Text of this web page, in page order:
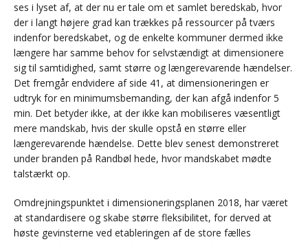
ses i lyset af, at der nu er tale om et samlet beredskab, hvor
der i langt højere grad kan trækkes på ressourcer på tværs
indenfor beredskabet, og de enkelte kommuner dermed ikke
længere har samme behov for selvstændigt at dimensionere
sig til samtidighed, samt større og længerevarende hændelser.
Det fremgår endvidere af side 41, at dimensioneringen er
udtryk for en minimumsbemanding, der kan afgå indenfor 5
min. Det betyder ikke, at der ikke kan mobiliseres væsentligt
mere mandskab, hvis der skulle opstå en større eller
længerevarende hændelse. Dette blev senest demonstreret
under branden på Randbøl hede, hvor mandskabet mødte
talstærkt op.
Omdrejningspunktet i dimensioneringsplanen 2018, har været
at standardisere og skabe større fleksibilitet, for derved at
høste gevinsterne ved etableringen af de store fælles